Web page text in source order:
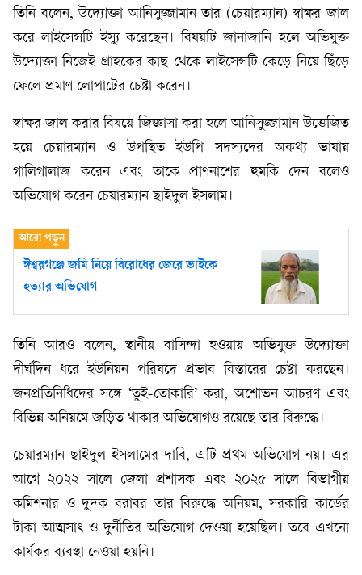
তিনি বলেন, উদ্যোক্তা আনিসুজ্জামান তার (চেয়ারম্যান) স্বাক্ষর জাল
করে লাইসেন্সটি ইস্যু করেছেন। বিষয়টি জানাজানি হলে অভিযুক্ত
উদ্যোক্তা নিজেই গ্রাহকের কাছ থেকে লাইসেন্সটি কেড়ে নিয়ে ছিঁড়ে
ফেলে প্রমাণ লোপাটের চেষ্টা করেন।
স্বাক্ষর জাল করার বিষয়ে জিজ্ঞাসা করা হলে আনিসুজ্জামান উত্তেজিত
হয়ে চেয়ারম্যান ও উপস্থিত ইউপি সদস্যদের অকথ্য ভাষায়
গালিগালাজ করেন এবং তাকে প্রাণনাশের হুমকি দেন বলেও
অভিযোগ করেন চেয়ারম্যান ছাইদুল ইসলাম।
ঈশ্বরগঞ্জে জমি নিয়ে বিরোধের জেরে ভাইকে
হত্যার অভিযোগ
তিনি আরও বলেন, স্থানীয় বাসিন্দা হওয়ায় অভিযুক্ত উদ্যোক্তা
দীর্ঘদিন ধরে ইউনিয়ন পরিষদে প্রভাব বিস্তারের চেষ্টা করছেন।
জনপ্রতিনিধিদের সঙ্গে ‘তুই-তোকারি’ করা, অশোভন আচরণ এবং
বিভিন্ন অনিয়মে জড়িত থাকার অভিযোগও রয়েছে তার বিরুদ্ধে।
চেয়ারম্যান ছাইদুল ইসলামের দাবি, এটি প্রথম অভিযোগ নয়। এর
আগে ২০২২ সালে জেলা প্রশাসক এবং ২০২৫ সালে বিভাগীয়
কমিশনার ও দুদক বরাবর তার বিরুদ্ধে অনিয়ম, সরকারি কার্ডের
টাকা আত্মসাৎ ও দুর্নীতির অভিযোগ দেওয়া হয়েছিল। তবে এখনো
কার্যকর ব্যবস্থা নেওয়া হয়নি।